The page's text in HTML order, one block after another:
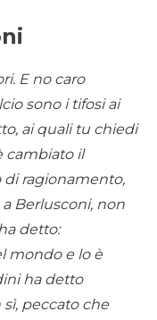
E no caro
sono i tifosi ai
ai quali tu chiedi
cambiato il
di ragionamento,
Berlusconi, non
detto:
mondo e lo è
ha detto
peccato che